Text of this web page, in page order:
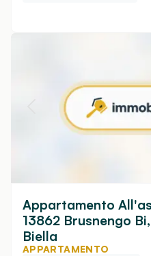
Appartamento
13862 Brusnengo
Biella
APPARTAMENTO